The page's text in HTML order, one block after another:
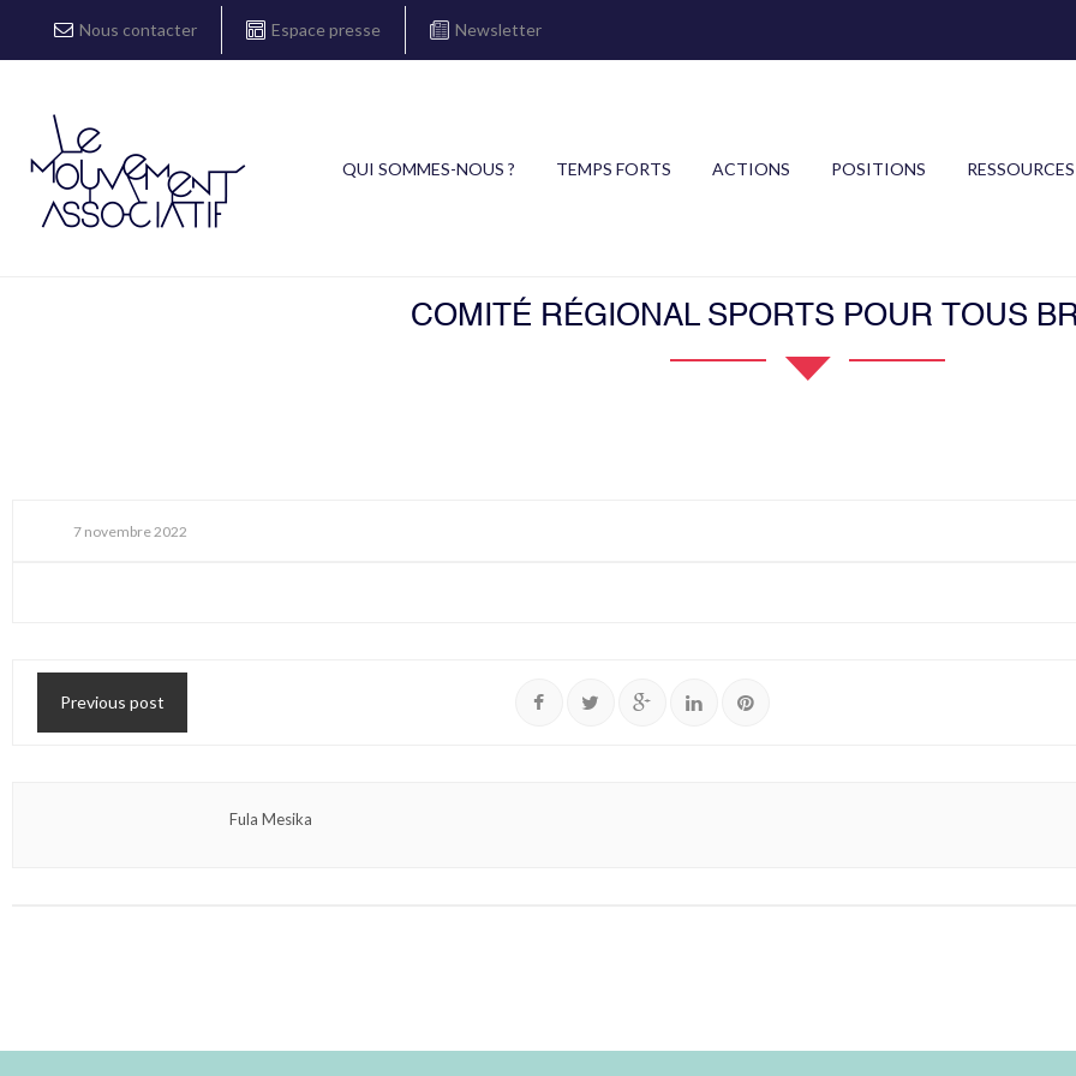
Nous contacter Espace presse Newsletter
QUI SOMMES-NOUS ? TEMPS FORTS ACTIONS POSITIONS RESSOURCES
COMITÉ RÉGIONAL SPORTS POUR TOUS
7 novembre 2022
Previous post
Fula Mesika